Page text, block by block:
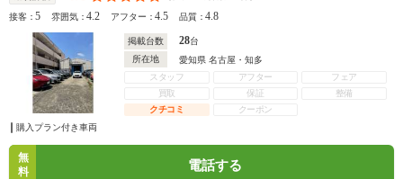
接客：5 雰囲気：4.2 アフター：4.5 品質：4.8
掲載台数 28台
所在地
愛知県 名古屋・知多
スタッフ
アフター
フェア
買取
保証
整備
クチコミ
クーポン
購入プラン付き車両
無
料
電話する